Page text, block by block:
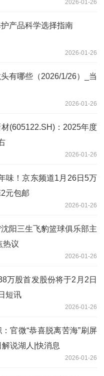
2026-01-26
产品科学选择指南
2026-01-26
有哪些（2026/1/26）_当
2026-01-26
(605122.SH)：2025年度
2026-01-26
味！京东频道1月26日5万
元包邮
2026-01-26
阳三生飞豹篮球俱乐部主
热议
2026-01-26
万股首发股份将于2月2日
短讯
2026-01-26
官微“恭喜脱离苦海”刷屏
说湖人|快消息
2026-01-26